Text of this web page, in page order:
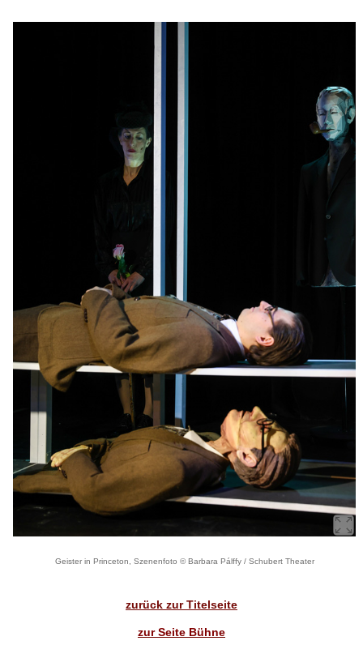
Geister in Princeton, Szenenfoto © Barbara Pálffy / Schubert Theater
zurück zur Titelseite
zur Seite Bühne